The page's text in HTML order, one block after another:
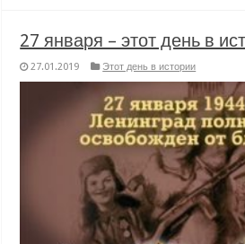
27 января – этот день в
27.01.2019 Этот день в истории